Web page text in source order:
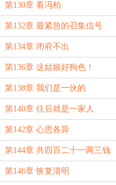
第130章 看冯柏
第132章 最紧急的召集信号
第134章 闭府不出
第136章 这姑娘好狗色！
第138章 我们是一伙的
第140章 往后就是一家人
第142章 心思各异
第144章 共四百二十一两三钱
第146章 恢复清明